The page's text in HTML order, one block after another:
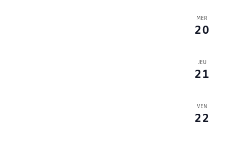
MER
20
JEU
21
VEN
22